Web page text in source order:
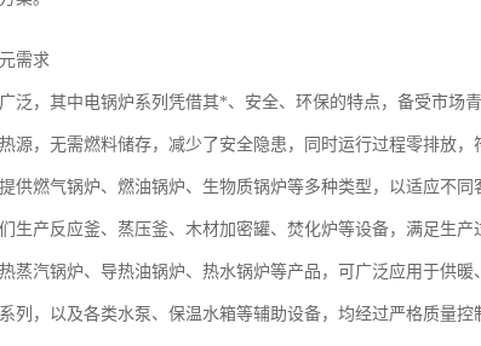
需求
泛，其中电锅炉系列凭借其*、安全、环保的特点，备受市场
源，无需燃料储存，减少了安全隐患，同时运行过程零排放
供燃气锅炉、燃油锅炉、生物质锅炉等多种类型，以适应不
生产反应釜、蒸压釜、木材加密罐、焚化炉等设备，满足生产
蒸汽锅炉、导热油锅炉、热水锅炉等产品，可广泛应用于供
列，以及各类水泵、保温水箱等辅助设备，均经过严格质量